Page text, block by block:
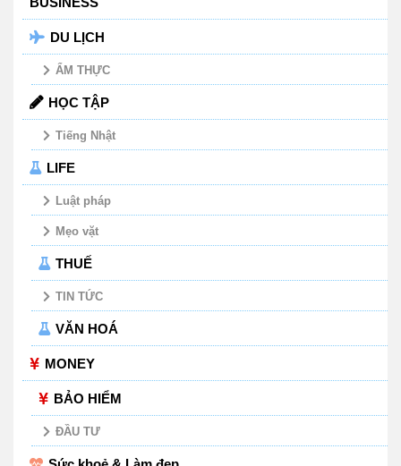
DU LỊCH
ẨM THỰC
HỌC TẬP
Tiếng Nhật
LIFE
Luật pháp
Mẹo vặt
THUẾ
TIN TỨC
VĂN HOÁ
MONEY
BẢO HIỂM
ĐẦU TƯ